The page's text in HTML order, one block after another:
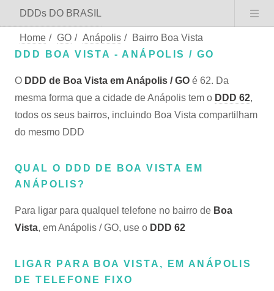
DDDs DO BRASIL
Home / GO / Anápolis /
Bairro Boa Vista
DDD BOA VISTA - ANÁPOLIS / GO
O DDD de Boa Vista em Anápolis / GO é 62. Da
mesma forma que a cidade de Anápolis tem o DDD 62,
todos os seus bairros, incluindo Boa Vista compartilham
do mesmo DDD
QUAL O DDD DE BOA VISTA EM
ANÁPOLIS?
Para ligar para qualquel telefone no bairro de Boa
Vista, em Anápolis / GO, use o DDD 62
LIGAR PARA BOA VISTA, EM ANÁPOLIS
DE TELEFONE FIXO